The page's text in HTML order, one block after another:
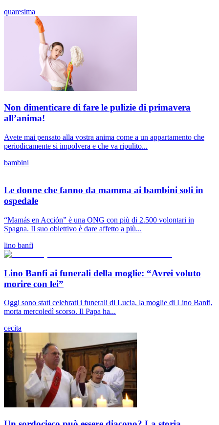
quaresima
Non dimenticare di fare le pulizie di primavera
all’anima!
Avete mai pensato alla vostra anima come a un appartamento che
periodicamente si impolvera e che va ripulito...
bambini
Le donne che fanno da mamma ai bambini soli in
ospedale
“Mamás en Acción” è una ONG con più di 2.500 volontari in
Spagna. Il suo obiettivo è dare affetto a più...
lino banfi
Lino Banfi ai funerali della moglie: “Avrei voluto
morire con lei”
Oggi sono stati celebrati i funerali di Lucia, la moglie di Lino Banfi,
morta mercoledì scorso. Il Papa ha...
cecita